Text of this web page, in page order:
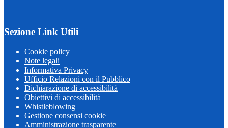
Sezione Link Utili
Cookie policy
Note legali
Informativa Privacy
Ufficio Relazioni con il Pubblico
Dichiarazione di accessibilità
Obiettivi di accessibilità
Whistleblowing
Gestione consensi cookie
Amministrazione trasparente